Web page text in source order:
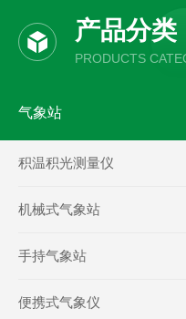
产品分类
PRODUCTS
气象站
积温积光测量仪
机械式气象站
手持气象站
便携式气象仪